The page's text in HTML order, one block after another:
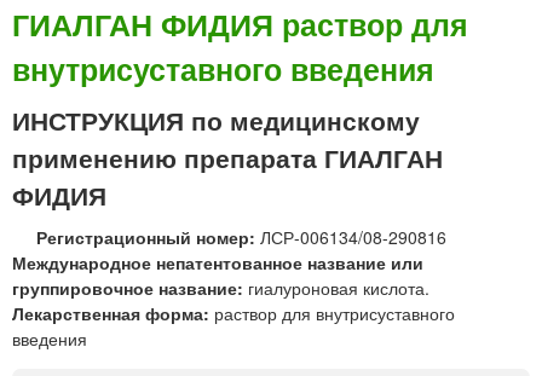
о
»
Ю
К
О
З
А
М
п
о
р
о
ГИАЛГАН ФИДИЯ раствор для
внутрисуставного введения
ИНСТРУКЦИЯ по медицинскому
применению препарата ГИАЛГАН
ФИДИЯ
Регистрационный номер: ЛСР-006134/08-290816
Международное непатентованное название или
группировочное название: гиалуроновая кислота.
Лекарственная форма: раствор для внутрисуставного
введения